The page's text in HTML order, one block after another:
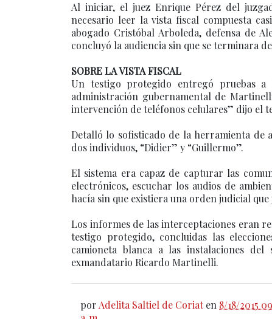
Al iniciar, el juez Enrique Pérez del
necesario leer la vista fiscal compuesta
abogado Cristóbal Arboleda, defensa de
concluyó la audiencia sin que se terminara
SOBRE LA VISTA FISCAL
Un testigo protegido entregó pruebas a
administración gubernamental de
intervención de teléfonos celulares” dijo el
Detalló lo sofisticado de la herramienta de
dos individuos, “Didier” y “Guillermo”.
El sistema era capaz de capturar las
electrónicos, escuchar los audios de
hacía sin que existiera una orden judicial
Los informes de las interceptaciones eran
testigo protegido, concluidas las
camioneta blanca a las instalaciones
exmandatario Ricardo Martinelli.
por Adelita Saltiel de Coriat en 8/18/2015